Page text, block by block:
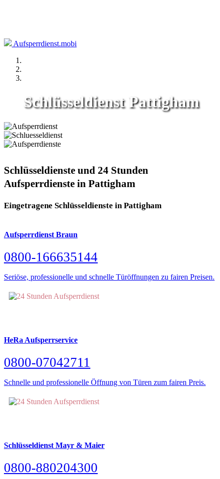
Aufsperrdienst.mobi
Schlüsseldienst Pattigham
Schlüsseldienste und 24 Stunden
Aufsperrdienste in Pattigham
Eingetragene Schlüsseldienste in Pattigham
Aufsperrdienst Braun
0800-166635144
Seriöse, professionelle und schnelle Türöffnungen zu fairen Preisen.
HeRa Aufsperrservice
0800-07042711
Schnelle und professionelle Öffnung von Türen zum fairen Preis.
Schlüsseldienst Mayr & Maier
0800-880204300